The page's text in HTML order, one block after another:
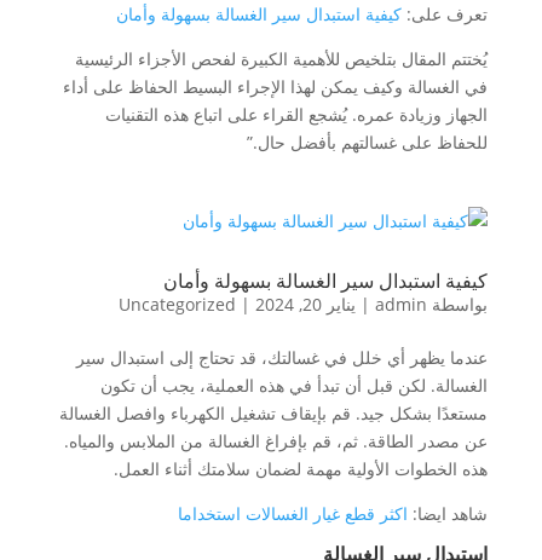
تعرف على: كيفية استبدال سير الغسالة بسهولة وأمان
يُختتم المقال بتلخيص للأهمية الكبيرة لفحص الأجزاء الرئيسية
في الغسالة وكيف يمكن لهذا الإجراء البسيط الحفاظ على أداء
الجهاز وزيادة عمره. يُشجع القراء على اتباع هذه التقنيات
للحفاظ على غسالتهم بأفضل حال.”
كيفية استبدال سير الغسالة بسهولة وأمان
بواسطة admin
| يناير 20, 2024 |
Uncategorized
عندما يظهر أي خلل في غسالتك، قد تحتاج إلى استبدال سير
الغسالة. لكن قبل أن تبدأ في هذه العملية، يجب أن تكون
مستعدًا بشكل جيد. قم بإيقاف تشغيل الكهرباء وافصل الغسالة
عن مصدر الطاقة. ثم، قم بإفراغ الغسالة من الملابس والمياه.
هذه الخطوات الأولية مهمة لضمان سلامتك أثناء العمل.
شاهد ايضا: اكثر قطع غيار الغسالات استخداما
استبدال سير الغسالة